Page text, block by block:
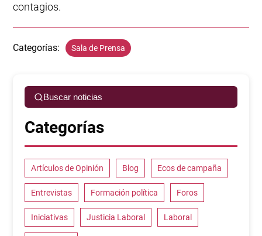
contagios.
Categorías: Sala de Prensa
Buscar noticias
Categorías
Artículos de Opinión Blog Ecos de campaña
Entrevistas Formación política Foros
Iniciativas Justicia Laboral Laboral